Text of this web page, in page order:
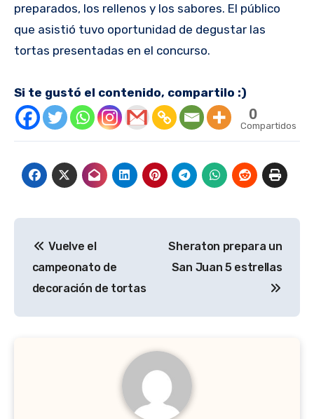
preparados, los rellenos y los sabores. El público
que asistió tuvo oportunidad de degustar las
tortas presentadas en el concurso.
Si te gustó el contenido, compartilo :)
0
Compartidos
de
entradas
Vuelve el
campeonato de
decoración de tortas
Sheraton prepara un
San Juan 5 estrellas